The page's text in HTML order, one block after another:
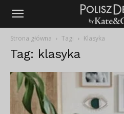
Strona główna Tagi Klasyka
Tag: klasyka